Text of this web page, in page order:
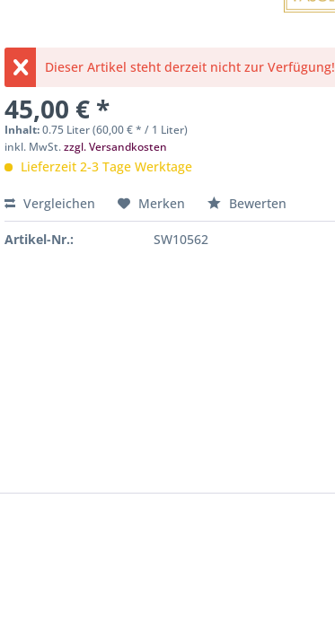
Dieser Artikel steht derzeit nicht zur Verfügung!
45,00 € *
Inhalt:0.75 Liter (60,00 € * / 1 Liter)
inkl. MwSt.zzgl. Versandkosten
Lieferzeit 2-3 Tage Werktage
Vergleichen Merken Bewerten
Artikel-Nr.: SW10562